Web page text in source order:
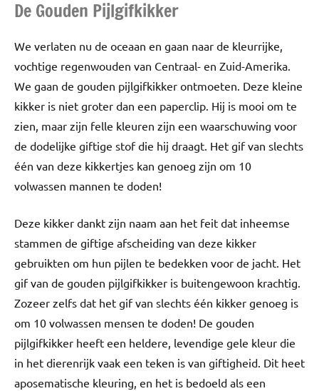
De Gouden Pijlgifkikker
We verlaten nu de oceaan en gaan naar de kleurrijke,
vochtige regenwouden van Centraal- en Zuid-Amerika.
We gaan de gouden pijlgifkikker ontmoeten. Deze kleine
kikker is niet groter dan een paperclip. Hij is mooi om te
zien, maar zijn felle kleuren zijn een waarschuwing voor
de dodelijke giftige stof die hij draagt. Het gif van slechts
één van deze kikkertjes kan genoeg zijn om 10
volwassen mannen te doden!
Deze kikker dankt zijn naam aan het feit dat inheemse
stammen de giftige afscheiding van deze kikker
gebruikten om hun pijlen te bedekken voor de jacht. Het
gif van de gouden pijlgifkikker is buitengewoon krachtig.
Zozeer zelfs dat het gif van slechts één kikker genoeg is
om 10 volwassen mensen te doden! De gouden
pijlgifkikker heeft een heldere, levendige gele kleur die
in het dierenrijk vaak een teken is van giftigheid. Dit heet
aposematische kleuring, en het is bedoeld als een